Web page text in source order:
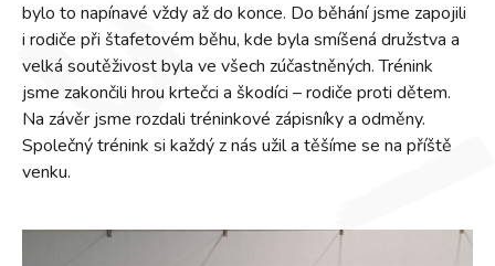
bylo to napínavé vždy až do konce. Do běhání jsme zapojili
i rodiče při štafetovém běhu, kde byla smíšená družstva a
velká soutěživost byla ve všech zúčastněných. Trénink
jsme zakončili hrou krtečci a škodíci – rodiče proti dětem.
Na závěr jsme rozdali tréninkové zápisníky a odměny.
Společný trénink si každý z nás užil a těšíme se na příště
venku.